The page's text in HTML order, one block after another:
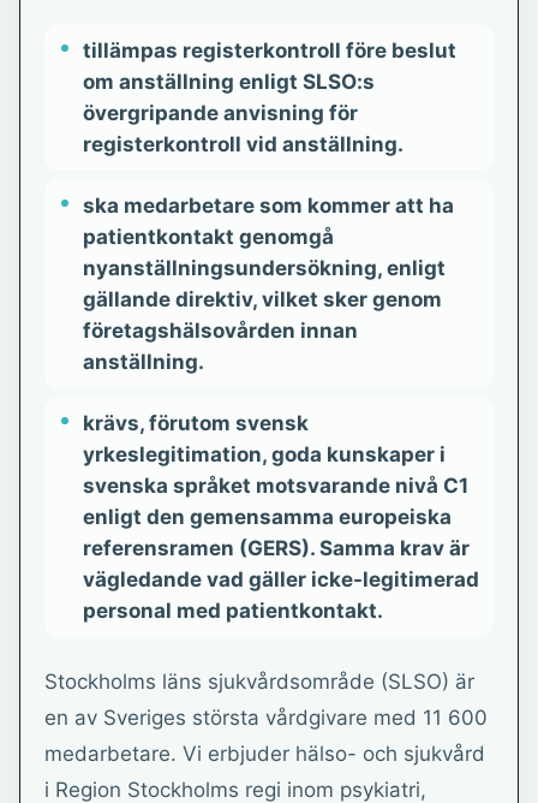
tillämpas registerkontroll före beslut
om anställning enligt SLSO:s
övergripande anvisning för
registerkontroll vid anställning.
ska medarbetare som kommer att ha
patientkontakt genomgå
nyanställningsundersökning, enligt
gällande direktiv, vilket sker genom
företagshälsovården innan
anställning.
krävs, förutom svensk
yrkeslegitimation, goda kunskaper i
svenska språket motsvarande nivå C1
enligt den gemensamma europeiska
referensramen (GERS). Samma krav är
vägledande vad gäller icke-legitimerad
personal med patientkontakt.
Stockholms läns sjukvårdsområde (SLSO) är
en av Sveriges största vårdgivare med 11 600
medarbetare. Vi erbjuder hälso- och sjukvård
i Region Stockholms regi inom psykiatri,